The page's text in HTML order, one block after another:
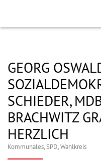
GEORG
SCHIEDER,
BRACHWITZ
HERZLICH
Kommunales,SPD,Wahlkreis